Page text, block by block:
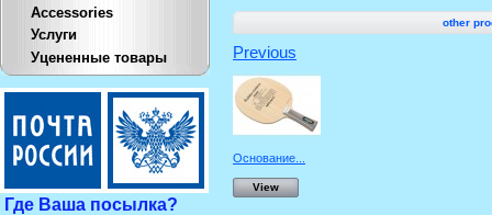
Accessories
Услуги
Уцененные товары
Где Ваша посылка?
other
Previous
Основание...
View